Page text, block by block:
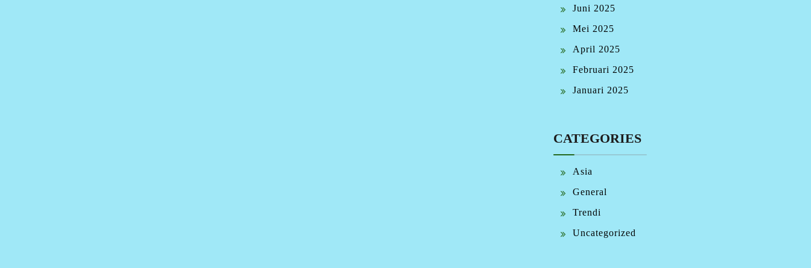
Juni 2025
Mei 2025
April 2025
Februari 2025
Januari 2025
CATEGORIES
Asia
General
Trendi
Uncategorized